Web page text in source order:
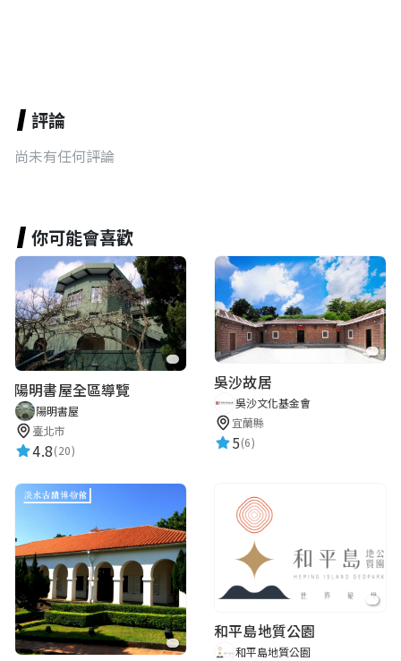
評論
尚未有任何評論
你可能會喜歡
陽明書屋全區導覽
陽明書屋
臺北市
4.8(20)
吳沙故居
吳沙文化基金會
宜蘭縣
5(6)
和平島地質公園
和平島地質公園